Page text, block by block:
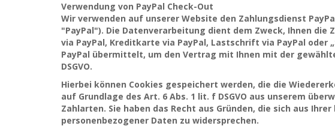
Verwendung von PayPal Check-Out
Wir verwenden auf unserer Website den Zahlungsdienst
"PayPal"). Die Datenverarbeitung dient dem Zweck, Ihnen
via PayPal, Kreditkarte via PayPal, Lastschrift via PayPal
PayPal übermittelt, um den Vertrag mit Ihnen mit der
DSGVO.
Hierbei können Cookies gespeichert werden, die die
auf Grundlage des Art. 6 Abs. 1 lit. f DSGVO aus unserem
Zahlarten. Sie haben das Recht aus Gründen, die sich aus
personenbezogener Daten zu widersprechen.